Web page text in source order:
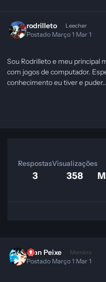
rodrilleto Leecher
Postado Março 1 Mar 1
Sou Rodrilleto e meu principal
com jogos de computador.
conhecimento eu tiver e
Respostas
3
Visualizações
358
Alan Peixe Membro
Postado Março 1 Mar 1